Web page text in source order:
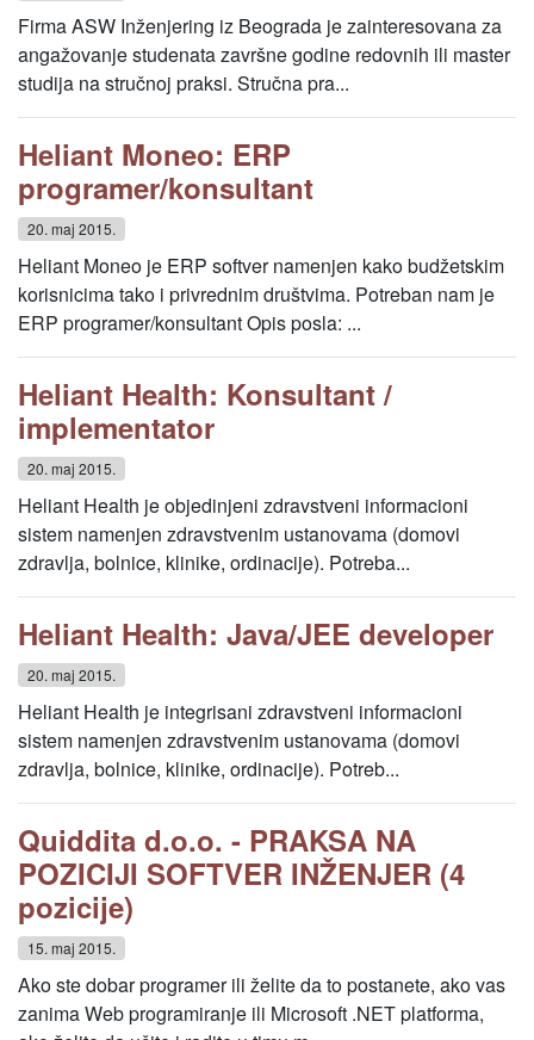
Firma ASW Inženjering iz Beograda je zainteresovana za
angažovanje studenata završne godine redovnih ili master
studija na stručnoj praksi. Stručna pra...
Heliant Moneo: ERP
programer/konsultant
20. maj 2015.
Heliant Moneo je ERP softver namenjen kako budžetskim
korisnicima tako i privrednim društvima. Potreban nam je
ERP programer/konsultant Opis posla: ...
Heliant Health: Konsultant /
implementator
20. maj 2015.
Heliant Health je objedinjeni zdravstveni informacioni
sistem namenjen zdravstvenim ustanovama (domovi
zdravlja, bolnice, klinike, ordinacije). Potreba...
Heliant Health: Java/JEE developer
20. maj 2015.
Heliant Health je integrisani zdravstveni informacioni
sistem namenjen zdravstvenim ustanovama (domovi
zdravlja, bolnice, klinike, ordinacije). Potreb...
Quiddita d.o.o. - PRAKSA NA
POZICIJI SOFTVER INŽENJER (4
pozicije)
15. maj 2015.
Ako ste dobar programer ili želite da to postanete, ako vas
zanima Web programiranje ili Microsoft .NET platforma,